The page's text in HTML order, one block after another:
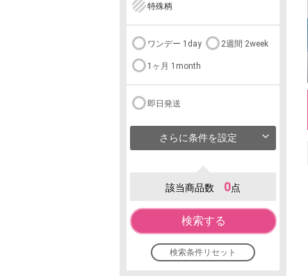
特殊柄
ワンデー 1day 2週間 2week
1ヶ月 1month
即日発送
さらに条件を設定
該当商品数 0点
検索する
検索条件リセット